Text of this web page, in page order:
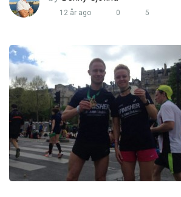
12 år ago 0 5